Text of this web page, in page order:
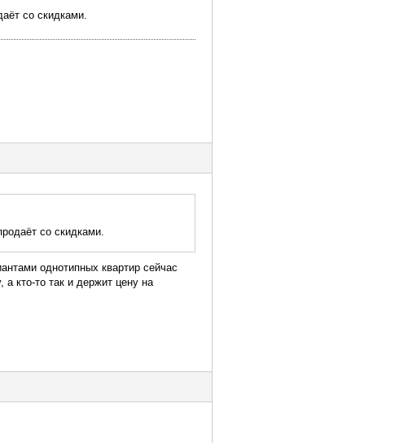
со скидками.
со скидками.
однотипных квартир сейчас
кто-то так и держит цену на